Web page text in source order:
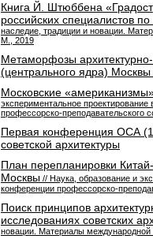
Книга Й. Штюббена
российских специалистов
наследие, традиции и новации.
М., 2019
Метаморфозы
(центрального ядра) Москвы
Московские
экспериментальное
профессорско-преподавательского
Первая конференция ОСА
советской архитектуры
План перепланировки
Москвы // Наука, образование и
конференции профессорско-
Поиск принципов
исследованиях советских
новации. Материалы